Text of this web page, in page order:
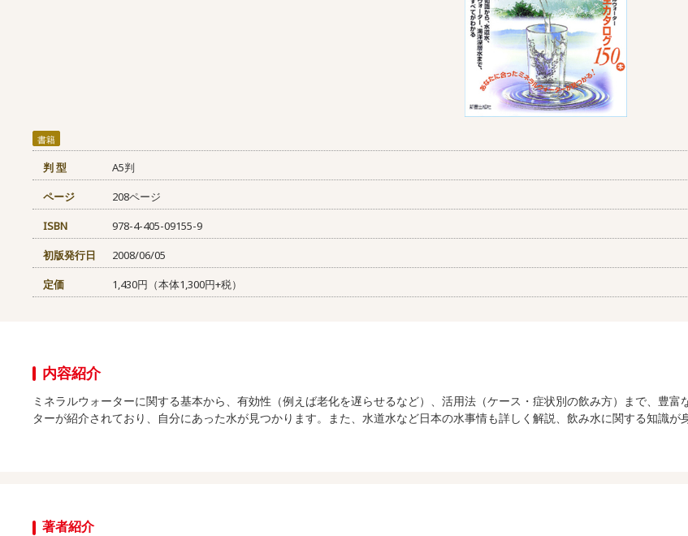
書籍
判 型
A5判
ページ
208ページ
ISBN
978-4-405-09155-9
初版発行日
2008/06/05
定価
1,430円（本体1,300円+税）
内容紹介
ミネラルウォーターに関する基本から、有効性（例えば老化を遅らせるなど）、活用法（ケース・症状別の飲み方）まで、豊
ターが紹介されており、自分にあった水が見つかります。また、水道水など日本の水事情も詳しく解説、飲み水に関する知識が
著者紹介